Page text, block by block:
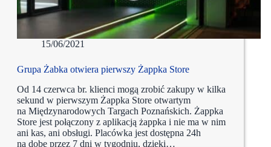
15/06/2021
Grupa Żabka otwiera pierwszy Żappka Store
Od 14 czerwca br. klienci mogą zrobić zakupy w kilka
sekund w pierwszym Żappka Store otwartym
na Międzynarodowych Targach Poznańskich. Żappka
Store jest połączony z aplikacją żappka i nie ma w nim
ani kas, ani obsługi. Placówka jest dostępna 24h
na dobę przez 7 dni w tygodniu, dzięki…